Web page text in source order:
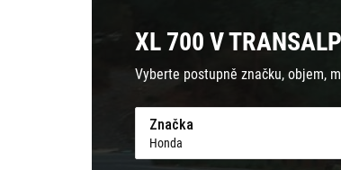
XL 700 V
Vyberte postupně značku, objem,
Značka
Honda